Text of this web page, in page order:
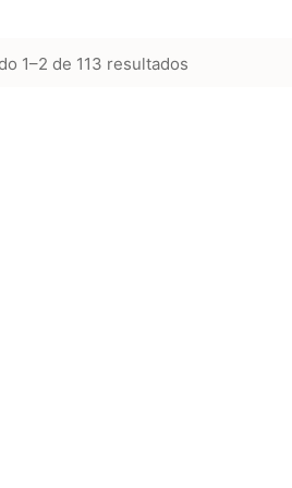
1–2 de 113 resultados